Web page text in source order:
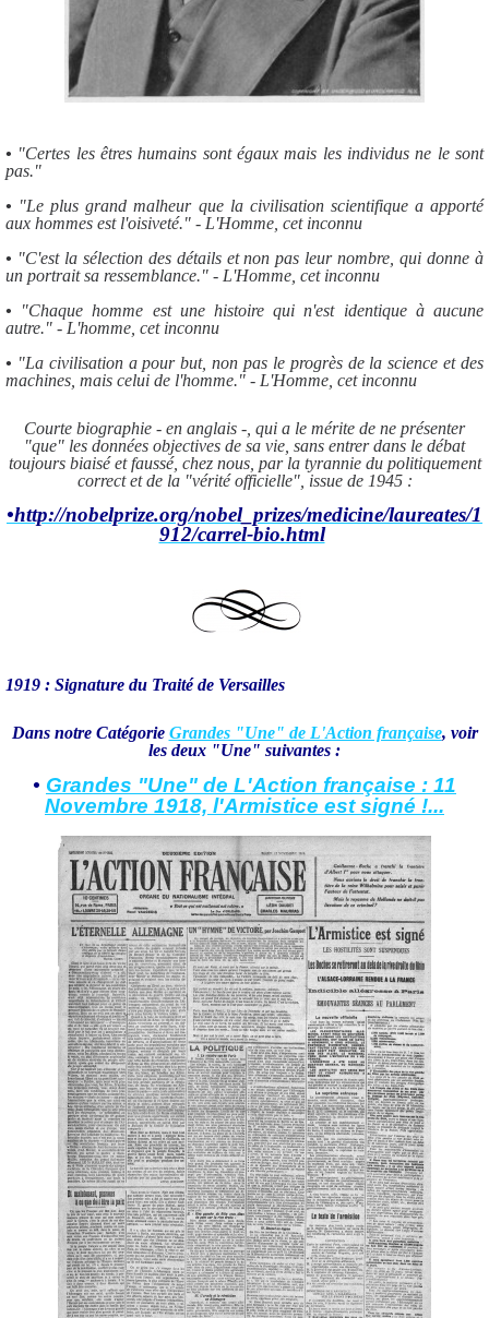
• "Certes les êtres humains sont égaux mais les individus ne le sont
pas."
• "Le plus grand malheur que la civilisation scientifique a apporté
aux hommes est l'oisiveté." - L'Homme, cet inconnu
• "C'est la sélection des détails et non pas leur nombre, qui donne à
un portrait sa ressemblance." - L'Homme, cet inconnu
• "Chaque homme est une histoire qui n'est identique à aucune
autre." - L'homme, cet inconnu
• "La civilisation a pour but, non pas le progrès de la science et des
machines, mais celui de l'homme." - L'Homme, cet inconnu
Courte biographie - en anglais -, qui a le mérite de ne présenter
"que" les données objectives de sa vie, sans entrer dans le débat
toujours biaisé et faussé, chez nous, par la tyrannie du politiquement
correct et de la "vérité officielle", issue de 1945 :
•http://nobelprize.org/nobel_prizes/medicine/laureates/1
912/carrel-bio.html
1919 : Signature du Traité de Versailles
Dans notre Catégorie Grandes "Une" de L'Action française, voir
les deux "Une" suivantes :
• Grandes "Une" de L'Action française : 11
Novembre 1918, l'Armistice est signé !...